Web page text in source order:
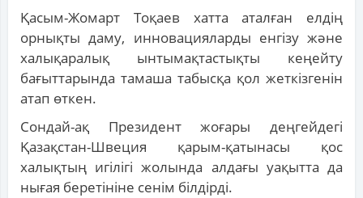
Қасым-Жомарт Тоқаев хатта аталған елдің
орнықты даму, инновацияларды енгізу және
халықаралық ынтымақтастықты кеңейту
бағыттарында тамаша табысқа қол жеткізгенін
атап өткен.
Сондай-ақ Президент жоғары деңгейдегі
Қазақстан-Швеция қарым-қатынасы қос
халықтың игілігі жолында алдағы уақытта да
нығая беретініне сенім білдірді.